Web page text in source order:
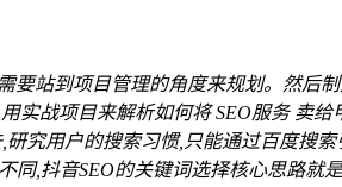
要站到项目管理的角度来规划。然后
实战项目来解析如何将 SEO服务 卖给
究用户的搜索习惯,只能通过百度搜
,抖音SEO的关键词选择核心思路就